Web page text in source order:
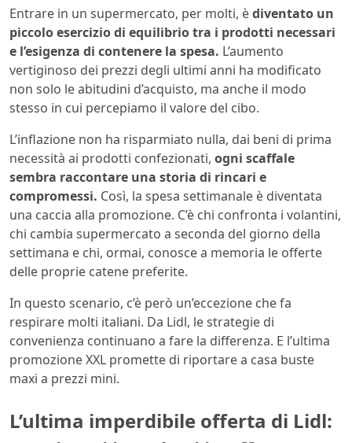
Entrare in un supermercato, per molti, èdiventato un
piccolo esercizio di equilibrio tra i prodotti necessari
e l’esigenza di contenere la spesa. L’aumento
vertiginoso dei prezzi degli ultimi anni ha modificato
non solo le abitudini d’acquisto, ma anche il modo
stesso in cui percepiamo il valore del cibo.
L’inflazione non ha risparmiato nulla, dai beni di prima
necessità ai prodotti confezionati, ogni scaffale
sembra raccontare una storia di rincari e
compromessi. Così, la spesa settimanale è diventata
una caccia alla promozione. C’è chi confronta i volantini,
chi cambia supermercato a seconda del giorno della
settimana e chi, ormai, conosce a memoria le offerte
delle proprie catene preferite.
In questo scenario, c’è però un’eccezione che fa
respirare molti italiani. Da Lidl, le strategie di
convenienza continuano a fare la differenza. E l’ultima
promozione XXL promette di riportare a casa buste
maxi a prezzi mini.
L’ultima imperdibile offerta di Lidl: